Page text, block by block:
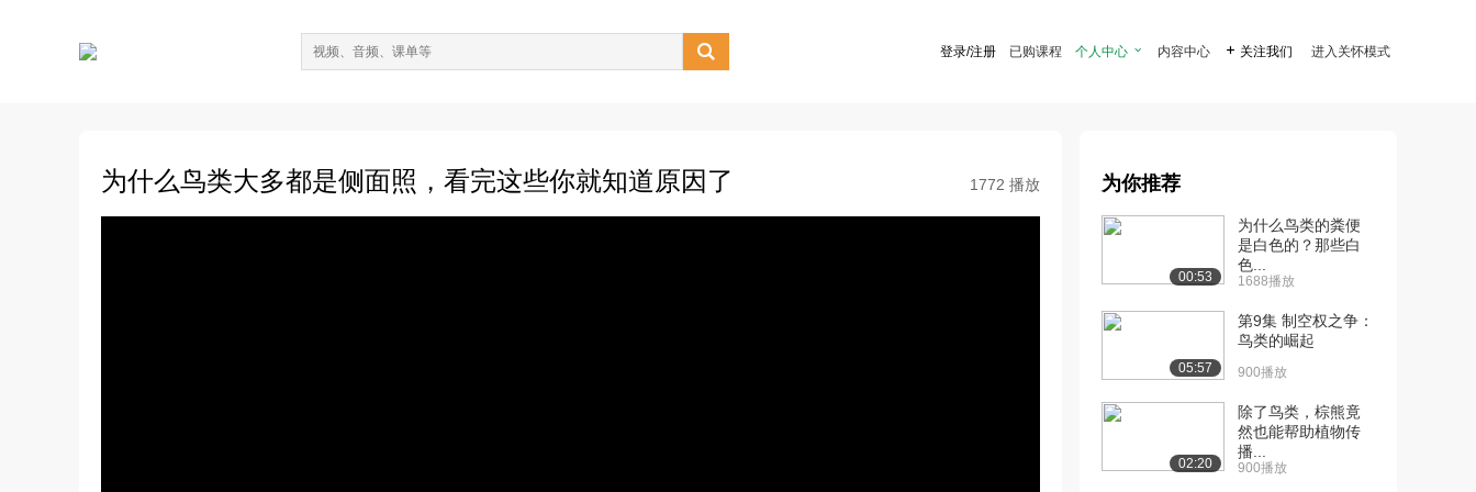
 登录/注册 已购课程 个人中心  内容中心  关注我们 进入关怀模式
为什么鸟类大多都是侧面照，看完这些你就知道原因了 1772 播放 为你推荐
00:53
为什么鸟类的粪便
是白色的？那些白
色...
1688播放
05:57
第9集 制空权之争：
鸟类的崛起
900播放
02:20
除了鸟类，棕熊竟
然也能帮助植物传
播...
900播放